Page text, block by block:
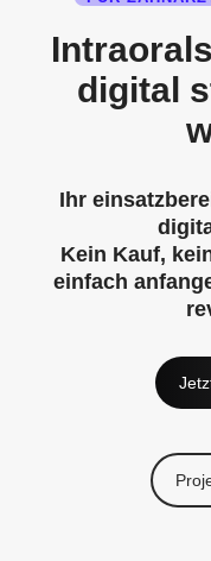
digital
Ihr
Kein Kauf,
einfach